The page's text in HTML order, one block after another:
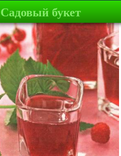
Садовый букет